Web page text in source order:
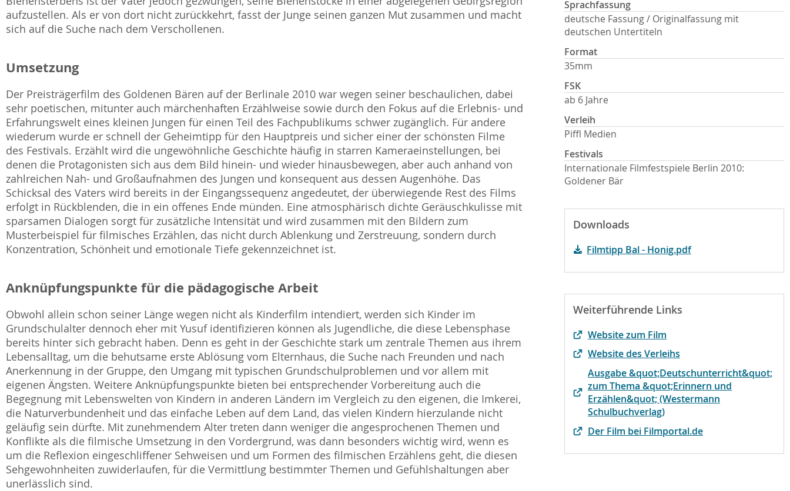
aufzustellen. Als er von dort nicht zurückkehrt, fasst der Junge seinen ganzen Mut zusammen und macht
sich auf die Suche nach dem Verschollenen.
Umsetzung
Der Preisträgerfilm des Goldenen Bären auf der Berlinale 2010 war wegen seiner beschaulichen, dabei
sehr poetischen, mitunter auch märchenhaften Erzählweise sowie durch den Fokus auf die Erlebnis- und
Erfahrungswelt eines kleinen Jungen für einen Teil des Fachpublikums schwer zugänglich. Für andere
wiederum wurde er schnell der Geheimtipp für den Hauptpreis und sicher einer der schönsten Filme
des Festivals. Erzählt wird die ungewöhnliche Geschichte häufig in starren Kameraeinstellungen, bei
denen die Protagonisten sich aus dem Bild hinein- und wieder hinausbewegen, aber auch anhand von
zahlreichen Nah- und Großaufnahmen des Jungen und konsequent aus dessen Augenhöhe. Das
Schicksal des Vaters wird bereits in der Eingangssequenz angedeutet, der überwiegende Rest des Films
erfolgt in Rückblenden, die in ein offenes Ende münden. Eine atmosphärisch dichte Geräuschkulisse mit
sparsamen Dialogen sorgt für zusätzliche Intensität und wird zusammen mit den Bildern zum
Musterbeispiel für filmisches Erzählen, das nicht durch Ablenkung und Zerstreuung, sondern durch
Konzentration, Schönheit und emotionale Tiefe gekennzeichnet ist.
Anknüpfungspunkte für die pädagogische Arbeit
Obwohl allein schon seiner Länge wegen nicht als Kinderfilm intendiert, werden sich Kinder im
Grundschulalter dennoch eher mit Yusuf identifizieren können als Jugendliche, die diese Lebensphase
bereits hinter sich gebracht haben. Denn es geht in der Geschichte stark um zentrale Themen aus ihrem
Lebensalltag, um die behutsame erste Ablösung vom Elternhaus, die Suche nach Freunden und nach
Anerkennung in der Gruppe, den Umgang mit typischen Grundschulproblemen und vor allem mit
eigenen Ängsten. Weitere Anknüpfungspunkte bieten bei entsprechender Vorbereitung auch die
Begegnung mit Lebenswelten von Kindern in anderen Ländern im Vergleich zu den eigenen, die Imkerei,
die Naturverbundenheit und das einfache Leben auf dem Land, das vielen Kindern hierzulande nicht
geläufig sein dürfte. Mit zunehmendem Alter treten dann weniger die angesprochenen Themen und
Konflikte als die filmische Umsetzung in den Vordergrund, was dann besonders wichtig wird, wenn es
um die Reflexion eingeschliffener Sehweisen und um Formen des filmischen Erzählens geht, die diesen
Sehgewohnheiten zuwiderlaufen, für die Vermittlung bestimmter Themen und Gefühlshaltungen aber
unerlässlich sind.
Sprachfassung
deutsche Fassung / Originalfassung mit
deutschen Untertiteln
Format
35mm
FSK
ab 6 Jahre
Verleih
Piffl Medien
Festivals
Internationale Filmfestspiele Berlin 2010:
Goldener Bär
Downloads
Filmtipp Bal - Honig.pdf
Weiterführende Links
Website zum Film
Website des Verleihs
Ausgabe &quot;Deutschunterricht&quot;
zum Thema &quot;Erinnern und
Erzählen&quot; (Westermann
Schulbuchverlag)
Der Film bei Filmportal.de